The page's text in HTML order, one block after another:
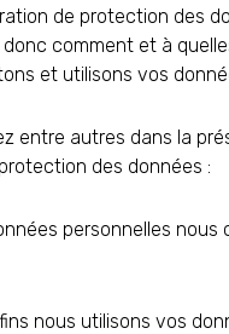
de protection des
comment et à
et utilisons vos
entre autres dans la
des données :
personnelles nous
nous utilisons vos